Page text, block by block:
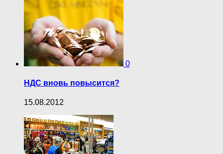
0
НДС вновь повысится?
15.08.2012